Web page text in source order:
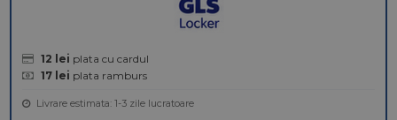
12 lei plata cu cardul
17 lei plata ramburs
Livrare estimata: 1-3 zile lucratoare